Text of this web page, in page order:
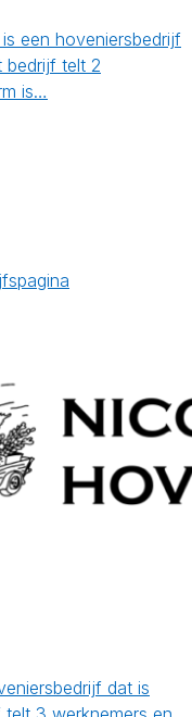
een hoveniersbedrijf
telt 2
is…
dat is